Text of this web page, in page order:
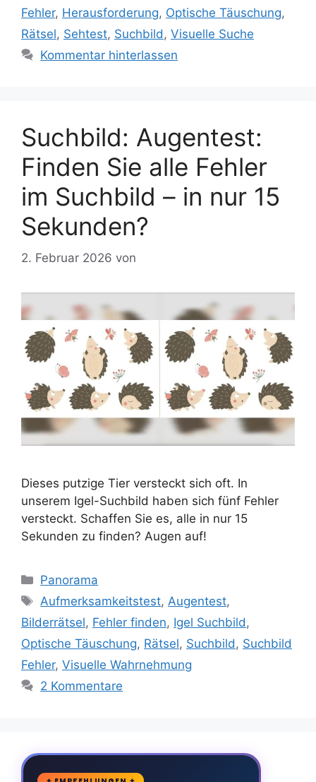
Fehler, Herausforderung, Optische Täuschung,
Rätsel, Sehtest, Suchbild, Visuelle Suche
Kommentar hinterlassen
Suchbild: Augentest:
Finden Sie alle Fehler
im Suchbild – in nur 15
Sekunden?
2. Februar 2026 von
Dieses putzige Tier versteckt sich oft. In
unserem Igel-Suchbild haben sich fünf Fehler
versteckt. Schaffen Sie es, alle in nur 15
Sekunden zu finden? Augen auf!
Kategorien
Panorama
Schlagwörter
Aufmerksamkeitstest,Augentest,
Bilderrätsel, Fehler finden, Igel Suchbild,
Optische Täuschung, Rätsel, Suchbild, Suchbild
Fehler, Visuelle Wahrnehmung
2 Kommentare